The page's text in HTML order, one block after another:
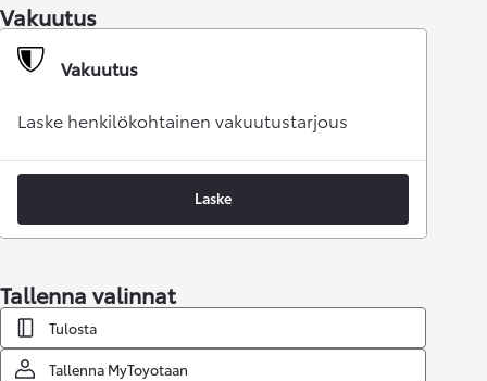
Vakuutus
Vakuutus
Laske henkilökohtainen vakuutustarjous
Laske
Tallenna valinnat
Tulosta
Tallenna MyToyotaan